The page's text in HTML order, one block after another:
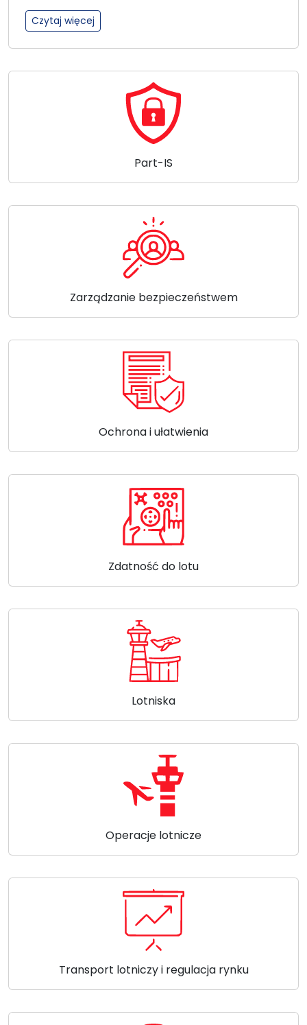
Czytaj więcej
Part-IS
Zarządzanie bezpieczeństwem
Ochrona i ułatwienia
Zdatność do lotu
Lotniska
Operacje lotnicze
Transport lotniczy i regulacja rynku